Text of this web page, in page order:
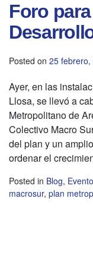
Foro
Posted on 25 febrero,
Ayer, en las
Llosa, se llevó a
Metropolitano de
Colectivo Macro
del plan y un
ordenar el
Posted in Blog,
macrosur, plan